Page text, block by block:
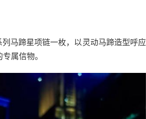
马蹄星项链一枚，以灵动马蹄造型呼应
属信物。